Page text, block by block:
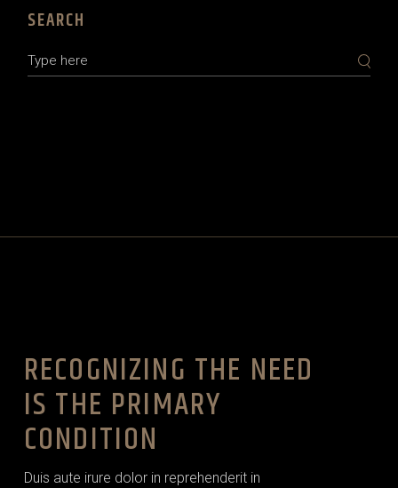
SEARCH
RECOGNIZING THE NEED
IS THE PRIMARY
CONDITION
Duis aute irure dolor in reprehenderit in